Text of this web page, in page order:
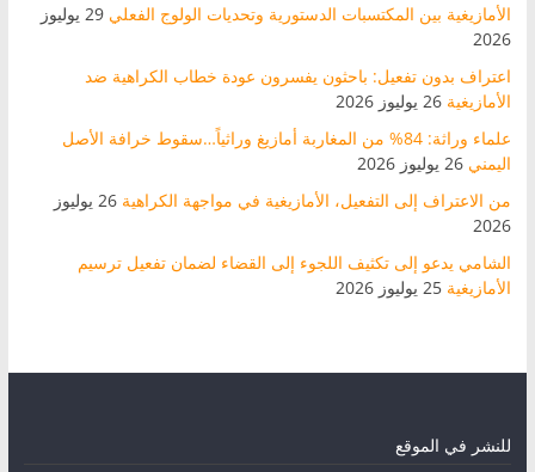
الأمازيغية بين المكتسبات الدستورية وتحديات الولوج الفعلي
29 يوليوز
2026
اعتراف بدون تفعيل: باحثون يفسرون عودة خطاب الكراهية ضد
الأمازيغية 26 يوليوز 2026
علماء وراثة: 84% من المغاربة أمازيغ وراثياً…سقوط خرافة الأصل
اليمني 26 يوليوز 2026
من الاعتراف إلى التفعيل، الأمازيغية في مواجهة الكراهية
26 يوليوز
2026
الشامي يدعو إلى تكثيف اللجوء إلى القضاء لضمان تفعيل ترسيم
الأمازيغية 25 يوليوز 2026
للنشر في الموقع